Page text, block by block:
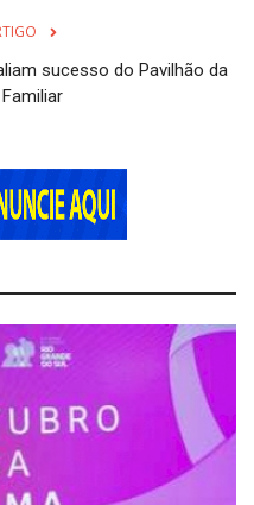
sucesso do Pavilhão da